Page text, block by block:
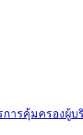
การคุ้มครองผู้